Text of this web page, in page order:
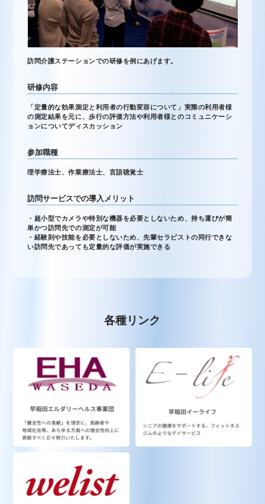
訪問介護ステーションでの研修を例にあげます。
研修内容
「定量的な効果測定と利用者の行動変容について」実際の利用者様
の測定結果を元に、歩行の評価方法や利用者様とのコミュニケーシ
ョンについてディスカッション
参加職種
理学療法士、作業療法士、言語聴覚士
訪問サービスでの導入メリット
・超小型でカメラや特別な機器を必要としないため、持ち運びが簡
単かつ訪問先での測定が可能
・経験則や技能を必要としないため、先輩セラピストの同行できな
い訪問先であっても定量的な評価が実施できる
各種リンク